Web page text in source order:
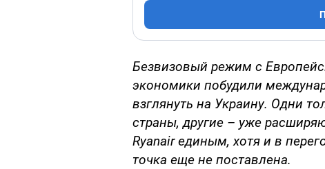
Безвизовый режим с
экономики побудили
взглянуть на Украину. Одни
страны, другие – уже
Ryanair единым, хотя и в
точка еще не поставлена.